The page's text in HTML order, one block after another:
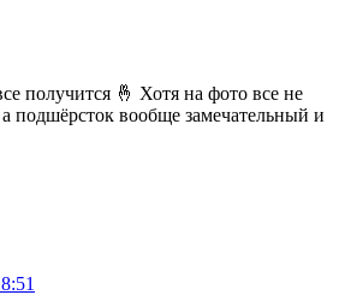
получится 🤞 Хотя на фото все не
подшёрсток вообще замечательный и